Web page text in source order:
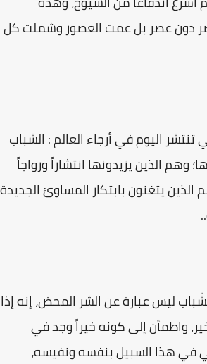
دون عصر بل عمت العصور وشملت كل
تنتشر اليوم في أرجاء العالم : الشباب
وهم الذين يزيدونها انتشاراً ورواجاً
يتغنون بابتكار المساوئ الجديدة
ليس عبارة عن الشر المحض، إنه إذا
واطمأن إلى كونه خيراً وجد في
في هذا السبيل بنفسه ونفيسه،